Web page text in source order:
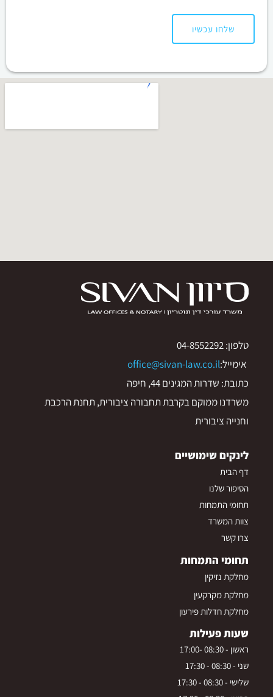
שלחו עכשיו
טלפון: 04-8552292
office@sivan-law.co.ilאימייל:
כתובת: שדרות המגינים 44, חיפה
משרדנו ממוקם בקרבת תחבורה ציבורית, תחנת הרכבת
וחנייה ציבורית
לינקים שימושיים
דף הבית
הסיפור שלנו
תחומי התמחות
צוות המשרד
צרו קשר
תחומי התמחות
מחלקת נזיקין
מחלקת מקרקעין
מחלקת חדלות פירעון
שעות פעילות
ראשון - 08:30 -17:00
שני - 08:30 - 17:30
שלישי - 08:30 - 17:30